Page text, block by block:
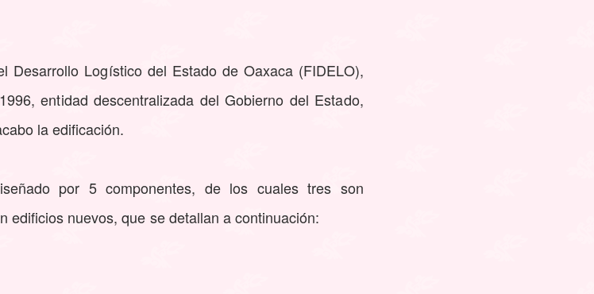
Logístico del Estado de Oaxaca (FIDELO),
entidad descentralizada del Gobierno del Estado,
la edificación.
por 5 componentes, de los cuales tres son
edificios nuevos, que se detallan a continuación: